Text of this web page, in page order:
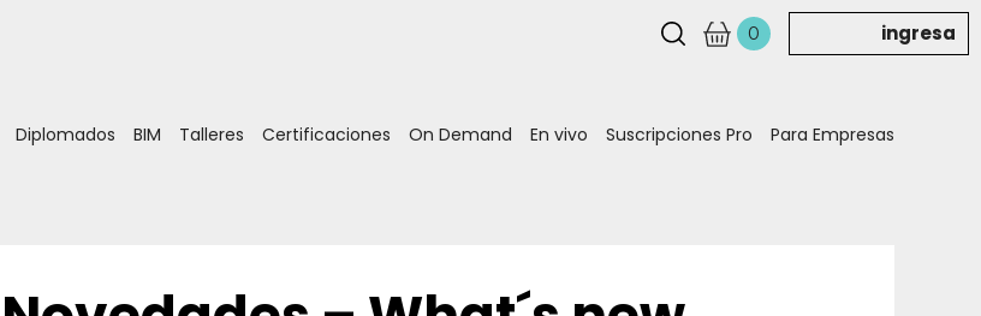
0 ingresa
Diplomados BIM Talleres Certificaciones On Demand En vivo Suscripciones Pro Para Empresas